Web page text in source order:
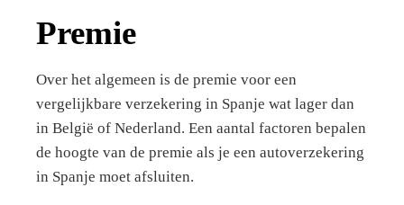
Premie
Over het algemeen is de premie voor een
vergelijkbare verzekering in Spanje wat lager dan
in België of Nederland. Een aantal factoren bepalen
de hoogte van de premie als je een autoverzekering
in Spanje moet afsluiten.